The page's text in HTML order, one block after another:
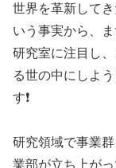
世界を革新して
いう事実から、
研究室に注目し
る世の中にしよ
す❗
研究領域で事業
業部が立ち上がっ